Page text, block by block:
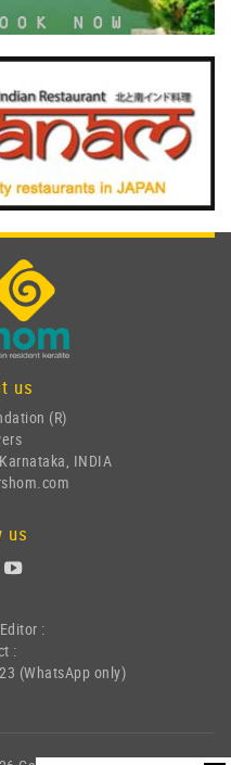
us
(R)
INDIA
us
:
:
(WhatsApp only)